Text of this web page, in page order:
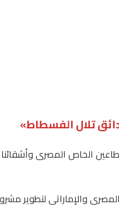
تلال الفسطاط»
الخاص المصرى
والإماراتى لتطوير